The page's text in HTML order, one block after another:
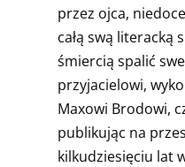
przez ojca,
całą swą literacką
śmiercią spalić
przyjacielowi,
Maxowi Brodowi,
publikując na
kilkudziesięciu lat